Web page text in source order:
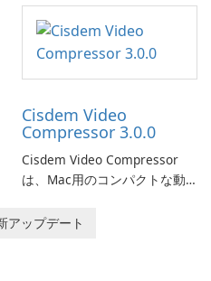
This game is where it all
began! Junk Jack Retro,
formerly known as Junk Jack,
Cisdem Video
Compressor 3.0.0
Cisdem Video Compressor
は、Mac用のコンパクトな動
テージ、ターゲットファイル
アップデート